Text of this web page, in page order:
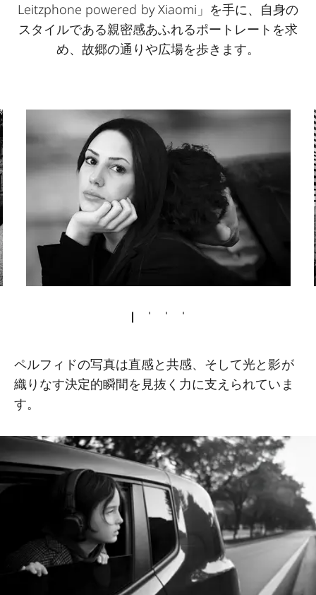
Leitzphone powered by Xiaomi」を手に、自身の
スタイルである親密感あふれるポートレートを求
め、故郷の通りや広場を歩きます。
ペルフィドの写真は直感と共感、そして光と影が
織りなす決定的瞬間を見抜く力に支えられていま
す。